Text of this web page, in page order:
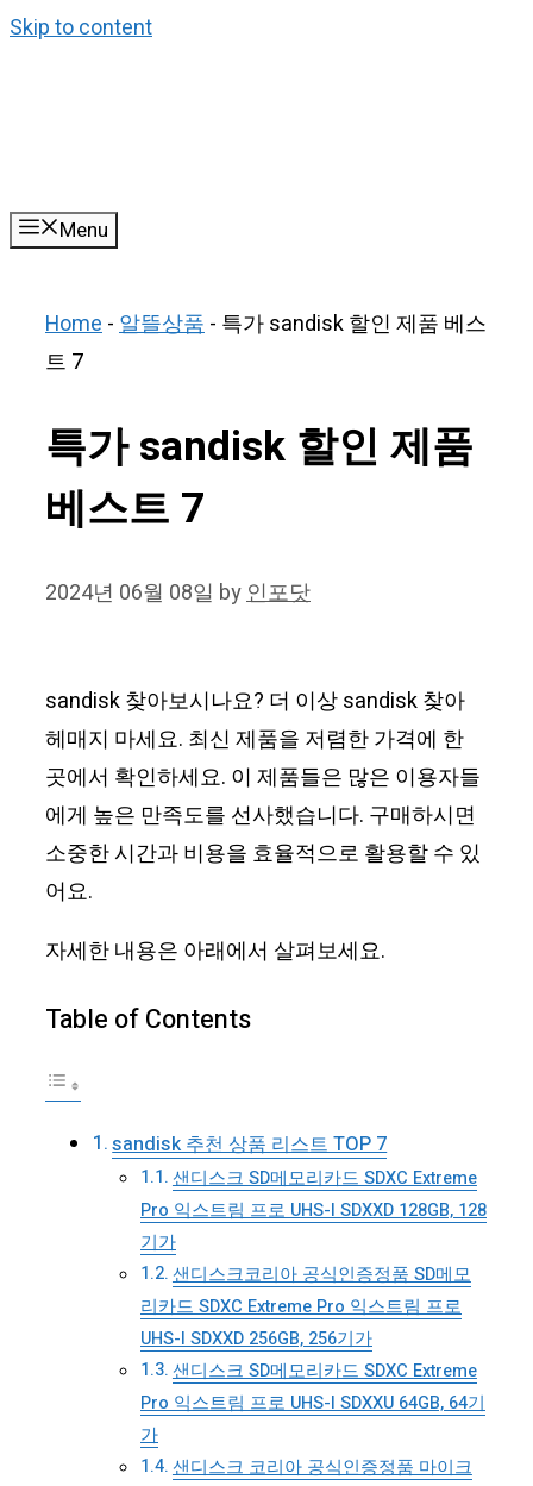
Skip to content
Menu
Home-알뜰상품- 특가 sandisk 할인 제품 베스
트 7
특가 sandisk 할인 제품
베스트 7
2024년 06월 08일 by인포닷
sandisk 찾아보시나요? 더 이상 sandisk 찾아
헤매지 마세요. 최신 제품을 저렴한 가격에 한
곳에서 확인하세요. 이 제품들은 많은 이용자들
에게 높은 만족도를 선사했습니다. 구매하시면
소중한 시간과 비용을 효율적으로 활용할 수 있
어요.
자세한 내용은 아래에서 살펴보세요.
Table of Contents
sandisk 추천 상품 리스트 TOP 7
샌디스크 SD메모리카드 SDXC Extreme
Pro 익스트림 프로 UHS-I SDXXD 128GB, 128
기가
샌디스크코리아 공식인증정품 SD메모
리카드 SDXC Extreme Pro 익스트림 프로
UHS-I SDXXD 256GB, 256기가
샌디스크 SD메모리카드 SDXC Extreme
Pro 익스트림 프로 UHS-I SDXXU 64GB, 64기
가
샌디스크 코리아 공식인증정품 마이크